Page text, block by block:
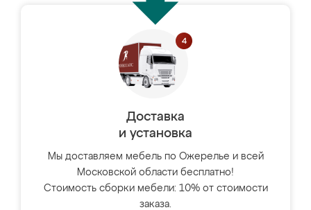
Доставка
и установка
Мы доставляем мебель по Ожерелье и всей
Московской области бесплатно!
Стоимость сборки мебели: 10% от стоимости
заказа.